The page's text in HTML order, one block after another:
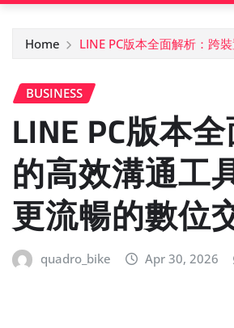
Home LINE PC版本全面解析：跨
BUSINESS
LINE PC版本
的高效溝通工
更流暢的數位
quadro_bike Apr 30, 2026